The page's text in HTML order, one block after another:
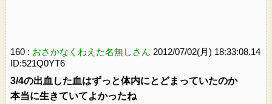
160 : おさかなくわえた名無しさん 2012/07/02(月) 18:33:08.14
ID:521Q0YT6
3/4の出血した血はずっと体内にとどまっていたのか
本当に生きていてよかったね